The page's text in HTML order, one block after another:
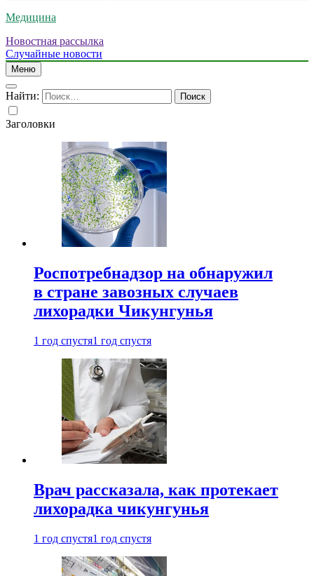
Медицина
Новостная рассылка
Случайные новости
Меню
Найти:
Заголовки
Роспотребнадзор на обнаружил
в стране завозных случаев
лихорадки Чикунгунья
1 год спустя1 год спустя
Врач рассказала, как протекает
лихорадка чикунгунья
1 год спустя1 год спустя